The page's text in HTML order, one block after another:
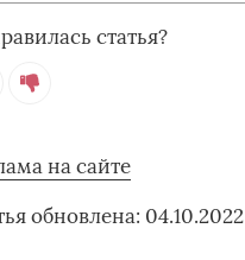
статья?
на сайте
обновлена: 04.10.2022